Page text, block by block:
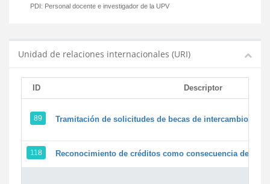
PDI: Personal docente e investigador de la UPV
Unidad de relaciones internacionales (URI)
ID Descriptor
89 Tramitación de solicitudes de becas de intercambio
118 Reconocimiento de créditos como consecuencia de un